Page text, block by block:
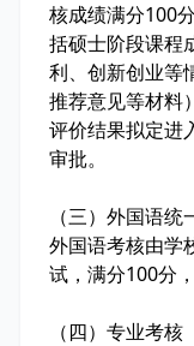
核成绩满分100
括硕士阶段课程
利、创新创业等
推荐意见等材料
评价结果拟定进
审批。
（三）外国语统
外国语考核由学
试，满分100分
（四）专业考核